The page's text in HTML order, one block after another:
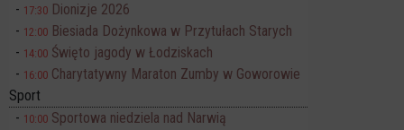
17:30 Dionizje 2026
12:00 Biesiada Dożynkowa w Przytułach Starych
14:00 Święto jagody w Łodziskach
16:00 Charytatywny Maraton Zumby w Goworowie
Sport
10:00 Sportowa niedziela nad Narwią